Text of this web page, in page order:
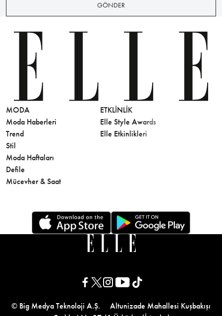
GÖNDER
MODA
Moda Haberleri
Trend
Stil
Moda Haftaları
Defile
Mücevher & Saat
ETKLINLIK
Elle Style Awards
Elle Etkinlikleri
© Big Medya Teknoloji A.Ş. Altunizade Mahallesi Kuşbakışı